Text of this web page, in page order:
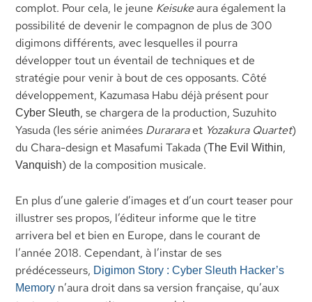
complot. Pour cela, le jeune Keisukeaura également la
possibilité de devenir le compagnon de plus de 300
digimons différents, avec lesquelles il pourra
développer tout un éventail de techniques et de
stratégie pour venir à bout de ces opposants. Côté
développement, Kazumasa Habu déjà présent pour
Cyber Sleuth, se chargera de la production, Suzuhito
Yasuda (les série animées Durararaet Yozakura Quartet)
du Chara-design et Masafumi Takada (The Evil Within,
Vanquish) de la composition musicale.
En plus d’une galerie d’images et d’un court teaser pour
illustrer ses propos, l’éditeur informe que le titre
arrivera bel et bien en Europe, dans le courant de
l’année 2018. Cependant, à l’instar de ses
prédécesseurs, Digimon Story : Cyber Sleuth Hacker’s
Memory n’aura droit dans sa version française, qu’aux